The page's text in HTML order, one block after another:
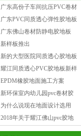
广东高份子车间抗压PVC卷材
胶地板
广东PVC同质透心弹性胶地板
保养和清洁
广东佛山卷材防静电胶地板
新样板推出
新的大型医院同质透心胶地板
工程案例供参考
耀江同质透心PVC胶地板新样
品
EPDM橡胶地面施工方案
新环保室内幼儿园pvc卷材胶
地板
为什么说现在地面设计选用
PVC地板胶是不二之选呢？
2018年关于耀江佛山pvc胶地
板（五）一劳动节放假通知